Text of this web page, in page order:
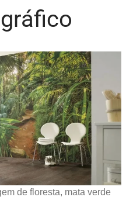
de floresta, mata verde